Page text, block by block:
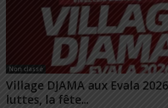
Non classé
Village DJAMA aux Evala
luttes, la fête...